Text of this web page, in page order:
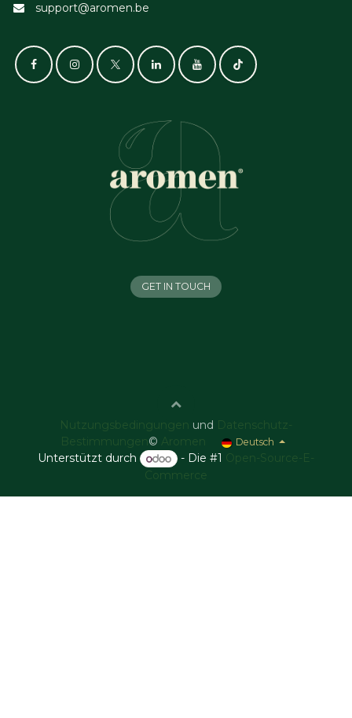
support@aromen.be
GET IN TOUCH
Nutzungsbedingungen und Datenschutz-
Bestimmungen © Aromen Deutsch
Unterstützt durch - Die #1 Open-Source-E-
Commerce